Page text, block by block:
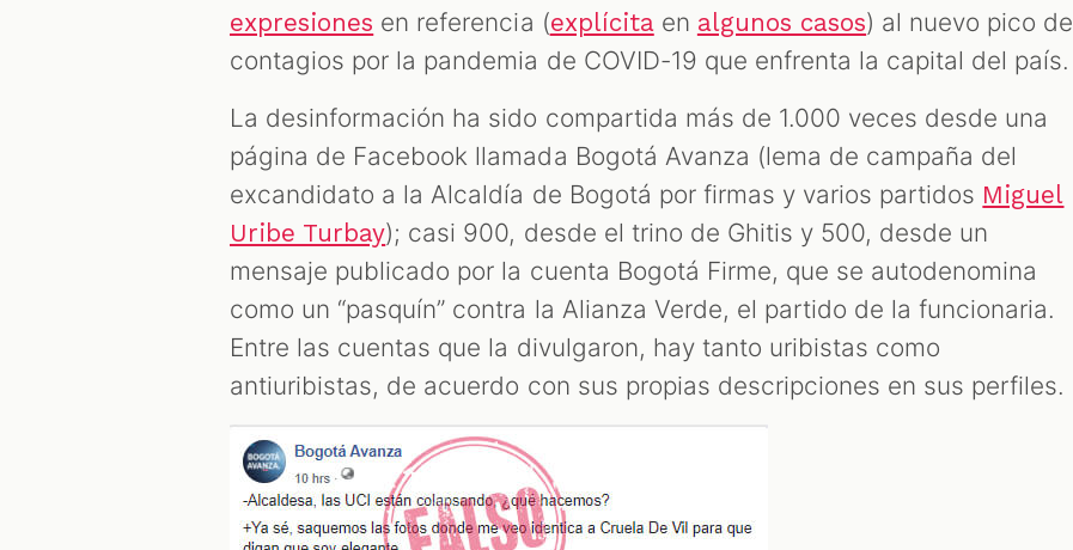
expresiones en referencia (explícitaen algunos casos) al nuevo pico de
contagios por la pandemia de COVID-19 que enfrenta la capital del país.
La desinformación ha sido compartida más de 1.000 veces desde una
página de Facebook llamada Bogotá Avanza (lema de campaña del
excandidato a la Alcaldía de Bogotá por firmas y varios partidos Miguel
Uribe Turbay); casi 900, desde el trino de Ghitis y 500, desde un
mensaje publicado por la cuenta Bogotá Firme, que se autodenomina
como un “pasquín” contra la Alianza Verde, el partido de la funcionaria.
Entre las cuentas que la divulgaron, hay tanto uribistas como
antiuribistas, de acuerdo con sus propias descripciones en sus perfiles.